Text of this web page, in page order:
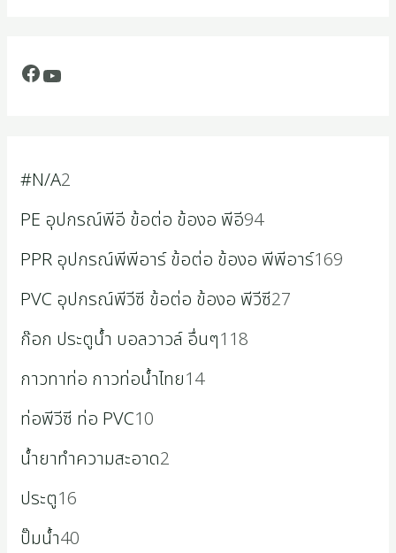
#N/A2
PE อุปกรณ์พีอี ข้อต่อ ข้องอ พีอี94
PPR อุปกรณ์พีพีอาร์ ข้อต่อ ข้องอ พีพีอาร์169
PVC อุปกรณ์พีวีซี ข้อต่อ ข้องอ พีวีซี27
ก๊อก ประตูน้ำ บอลวาวล์ อื่นๆ118
กาวทาท่อ กาวท่อน้ำไทย14
ท่อพีวีซี ท่อ PVC10
น้ำยาทำความสะอาด2
ประตู16
ปั๊มน้ำ40